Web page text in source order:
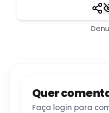
Quer
Faça login para